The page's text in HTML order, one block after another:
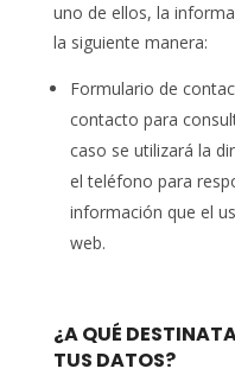
uno de ellos, la
la siguiente manera:
Formulario de
contacto para
caso se utilizará la
el teléfono para
información que el
web.
¿A QUÉ
TUS DATOS?